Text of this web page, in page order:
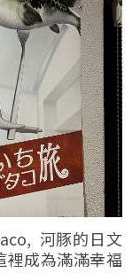
河豚的日文
成為滿滿幸福